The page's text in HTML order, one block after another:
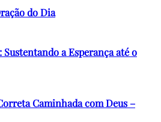
do Dia
Sustentando a Esperança até o
Caminhada com Deus –